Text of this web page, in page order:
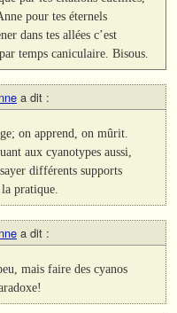
pour tes éternels
dans tes allées c’est
temps caniculaire. Bisous.
a dit :
on apprend, on mûrit.
aux cyanotypes aussi,
différents supports
pratique.
a dit :
mais faire des cyanos